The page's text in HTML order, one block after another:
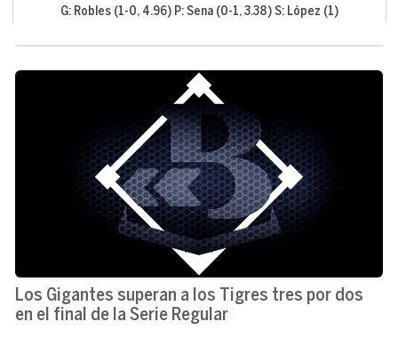
G: Robles (1-0, 4.96) P: Sena (0-1, 3.38) S: López (1)
Los Gigantes superan a los Tigres tres por dos
en el final de la Serie Regular